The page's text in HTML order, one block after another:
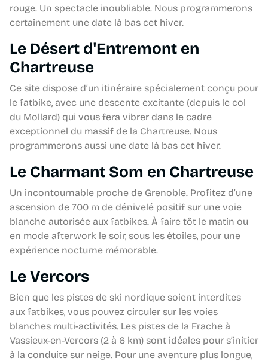
rouge. Un spectacle inoubliable. Nous programmerons
certainement une date là bas cet hiver.
Le Désert d'Entremont en
Chartreuse
Ce site dispose d’un itinéraire spécialement conçu pour
le fatbike, avec une descente excitante (depuis le col
du Mollard) qui vous fera vibrer dans le cadre
exceptionnel du massif de la Chartreuse. Nous
programmerons aussi une date là bas cet hiver.
Le Charmant Som en Chartreuse
Un incontournable proche de Grenoble. Profitez d’une
ascension de 700 m de dénivelé positif sur une voie
blanche autorisée aux fatbikes. À faire tôt le matin ou
en mode afterwork le soir, sous les étoiles, pour une
expérience nocturne mémorable.
Le Vercors
Bien que les pistes de ski nordique soient interdites
aux fatbikes, vous pouvez circuler sur les voies
blanches multi-activités. Les pistes de la Frache à
Vassieux-en-Vercors (2 à 6 km) sont idéales pour s’initier
à la conduite sur neige. Pour une aventure plus longue,